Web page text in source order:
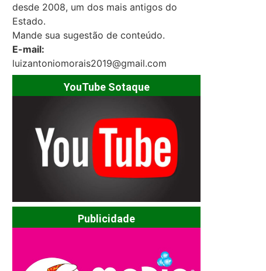
desde 2008, um dos mais antigos do
Estado.
Mande sua sugestão de conteúdo.
E-mail:
luizantoniomorais2019@gmail.com
YouTube Sotaque
Publicidade